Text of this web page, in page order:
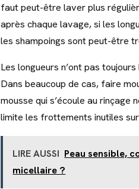
faut peut-être laver plus
après chaque lavage, si les
les shampoings sont peut-être
Les longueurs n’ont pas
Dans beaucoup de cas, faire
mousse qui s’écoule au
limite les frottements inutiles
LIRE AUSSI Peau sensible,
micellaire ?